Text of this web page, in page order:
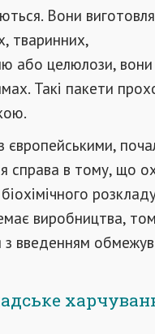
Вони
тваринних,
або целюлози, вони
Такі пакети
європейськими,
справа в тому, що
виробництва,
з введенням